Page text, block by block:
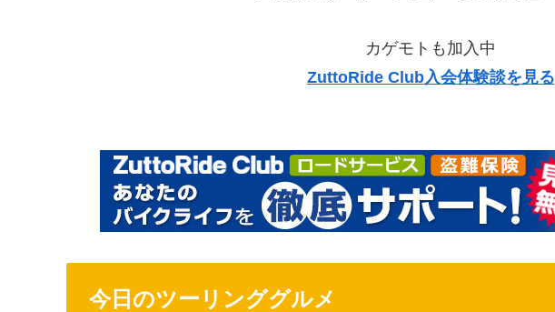
カゲモトも加入中
ZuttoRide Club入会体験談を見る
今日のツーリンググルメ